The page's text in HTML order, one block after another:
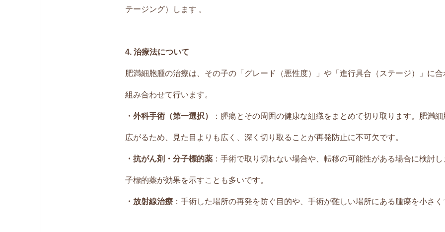
テージング）します 。
4. 治療法について
肥満細胞腫の治療は、その子の「グレード（悪性度）」や「進行具合（ステージ）」に
組み合わせて行います。
・外科手術（第一選択） ：腫瘍とその周囲の健康な組織をまとめて切り取ります。肥満
広がるため、見た目よりも広く、深く切り取ることが再発防止に不可欠です。
・抗がん剤・分子標的薬 ：手術で取り切れない場合や、転移の可能性がある場合に検討
子標的薬が効果を示すことも多いです。
・放射線治療 ：手術した場所の再発を防ぐ目的や、手術が難しい場所にある腫瘍を小さく